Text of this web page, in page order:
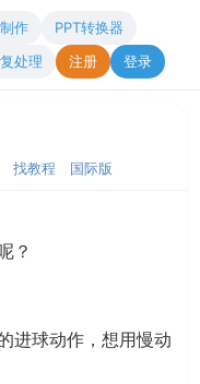
作
PPT转换器
处理 注册 登录
找教程 国际版
？
进球动作，想用慢动